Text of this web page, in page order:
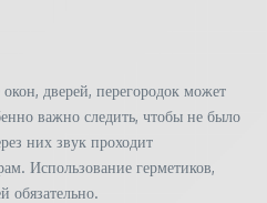
дверей, перегородок может
важно следить, чтобы не было
них звук проходит
Использование герметиков,
обязательно.